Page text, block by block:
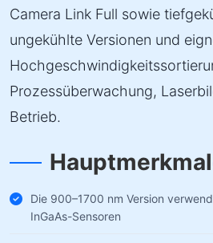
Camera Link Full sowie
ungekühlte Versionen und
Prozessüberwachung,
Betrieb.
Die 900–1700 nm Version
InGaAs-Sensoren